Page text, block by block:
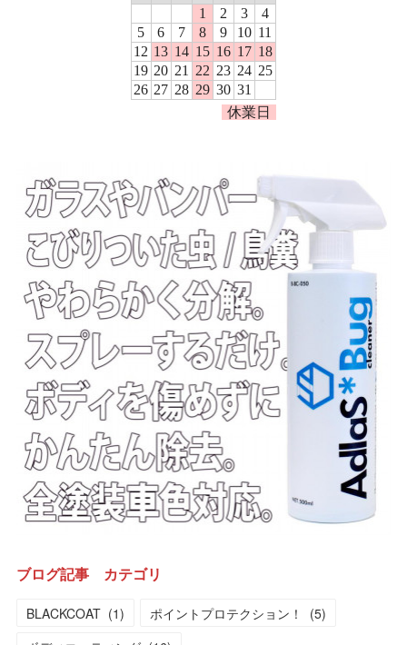
ブログ記事 カテゴリ
BLACKCOAT (1) ポイントプロテクション！ (5)